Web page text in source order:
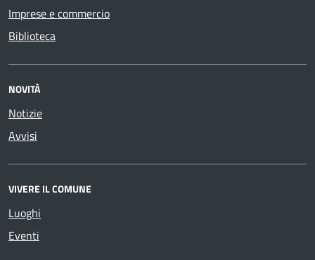
Imprese e commercio
Biblioteca
NOVITÀ
Notizie
Avvisi
VIVERE IL COMUNE
Luoghi
Eventi